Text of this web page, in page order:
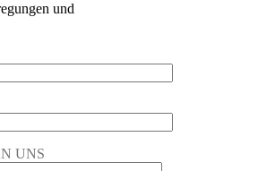
und
UNS